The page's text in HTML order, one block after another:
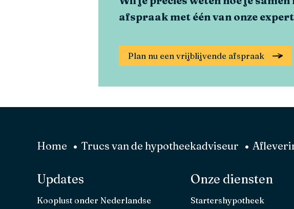
afspraak met één van onze
Plan nu een vrijblijvende afspraak
Home Trucs van de hypotheekadviseur
Updates
Kooplust onder Nederlandse
Onze diensten
Startershypotheek